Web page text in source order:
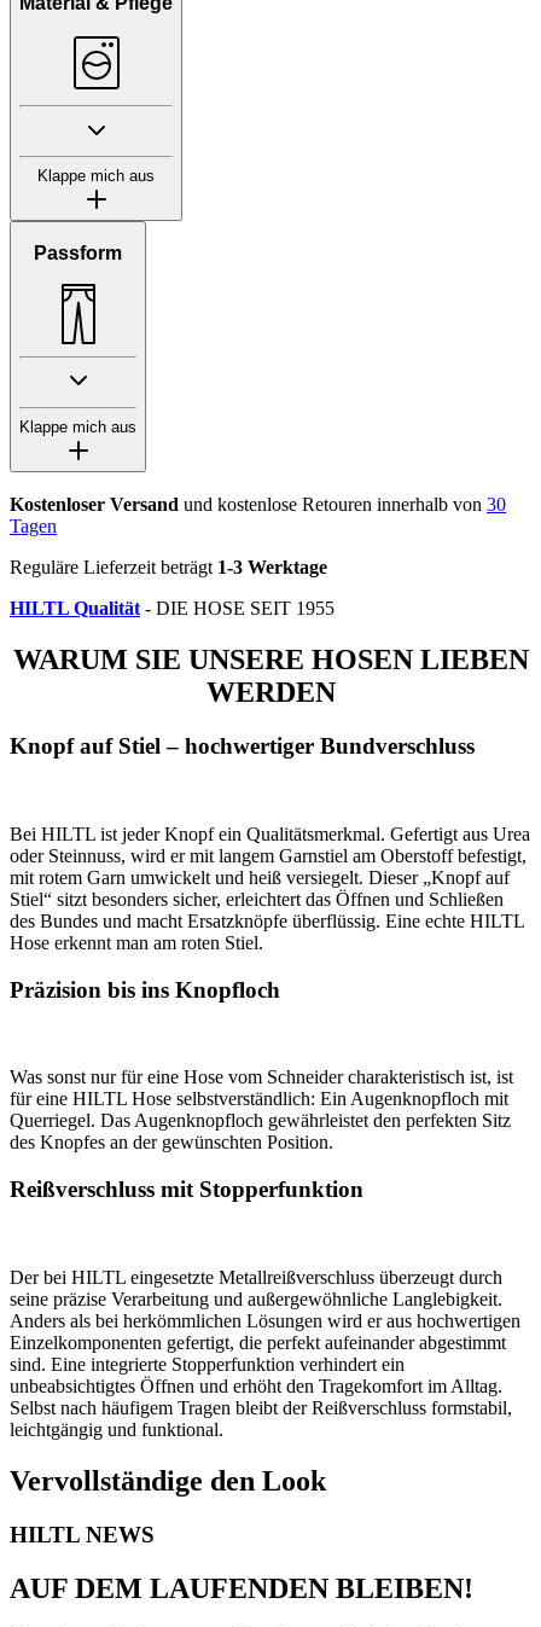
Klappe mich aus
Passform
Klappe mich aus
Kostenloser Versand und kostenlose Retouren innerhalb von 30
Tagen
Reguläre Lieferzeit beträgt 1-3 Werktage
HILTL Qualität - DIE HOSE SEIT 1955
WARUM SIE UNSERE HOSEN LIEBEN
WERDEN
Knopf auf Stiel – hochwertiger Bundverschluss
Bei HILTL ist jeder Knopf ein Qualitätsmerkmal. Gefertigt aus Urea
oder Steinnuss, wird er mit langem Garnstiel am Oberstoff befestigt,
mit rotem Garn umwickelt und heiß versiegelt. Dieser „Knopf auf
Stiel“ sitzt besonders sicher, erleichtert das Öffnen und Schließen
des Bundes und macht Ersatzknöpfe überflüssig. Eine echte HILTL
Hose erkennt man am roten Stiel.
Präzision bis ins Knopfloch
Was sonst nur für eine Hose vom Schneider charakteristisch ist, ist
für eine HILTL Hose selbstverständlich: Ein Augenknopfloch mit
Querriegel. Das Augenknopfloch gewährleistet den perfekten Sitz
des Knopfes an der gewünschten Position.
Reißverschluss mit Stopperfunktion
Der bei HILTL eingesetzte Metallreißverschluss überzeugt durch
seine präzise Verarbeitung und außergewöhnliche Langlebigkeit.
Anders als bei herkömmlichen Lösungen wird er aus hochwertigen
Einzelkomponenten gefertigt, die perfekt aufeinander abgestimmt
sind. Eine integrierte Stopperfunktion verhindert ein
unbeabsichtigtes Öffnen und erhöht den Tragekomfort im Alltag.
Selbst nach häufigem Tragen bleibt der Reißverschluss formstabil,
leichtgängig und funktional.
Vervollständige den Look
HILTL NEWS
AUF DEM LAUFENDEN BLEIBEN!